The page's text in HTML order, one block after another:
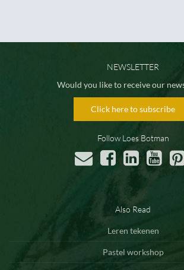
NEWSLETTER
Would you like to receive our
Click here to subscribe
Follow Loes Botman
Also Read
Leren tekenen
Pastel workshop